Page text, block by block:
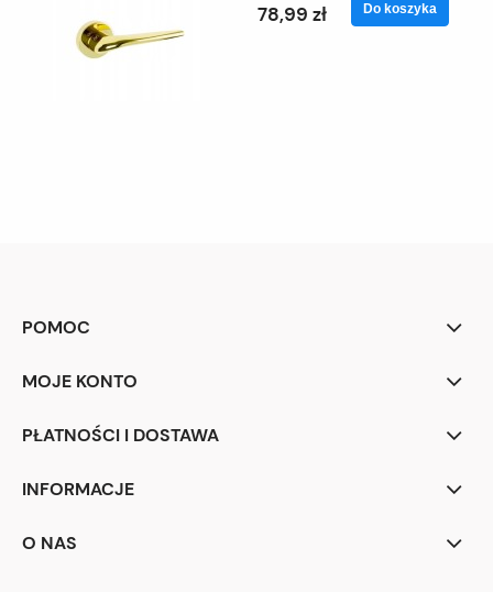
78,99 zł Do koszyka
POMOC
MOJE KONTO
PŁATNOŚCI I DOSTAWA
INFORMACJE
O NAS